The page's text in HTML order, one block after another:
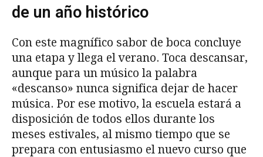
de un año histórico
Con este magnífico sabor de boca concluye
una etapa y llega el verano. Toca descansar,
aunque para un músico la palabra
«descanso» nunca significa dejar de hacer
música. Por ese motivo, la escuela estará a
disposición de todos ellos durante los
meses estivales, al mismo tiempo que se
prepara con entusiasmo el nuevo curso que